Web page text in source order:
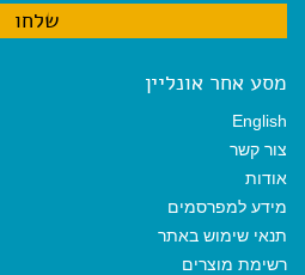
מסע אחר אונליין
English
צור קשר
אודות
מידע למפרסמים
תנאי שימוש באתר
רשימת מוצרים